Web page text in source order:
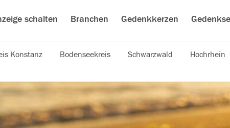
schalten Branchen Gedenkkerzen
Konstanz Bodenseekreis Schwarzwald Hochrhein